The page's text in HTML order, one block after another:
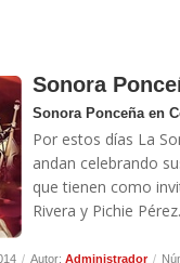
Sonora
Sonora Ponceña en
Por estos días La
andan celebrando
que tienen como
Rivera y Pichie
/ Autor: Administrador /